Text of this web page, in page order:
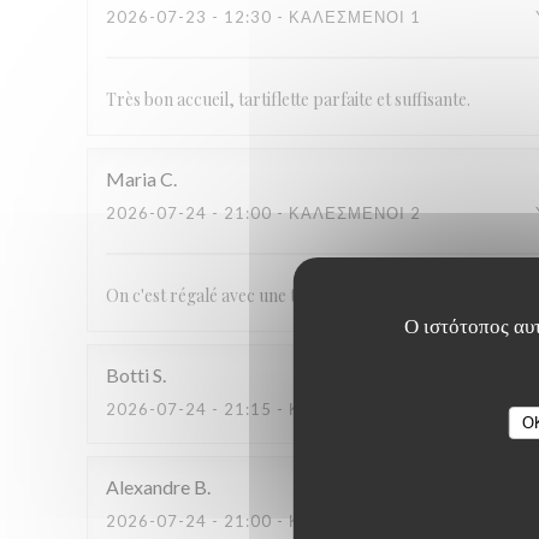
Ο ιστότοπος
2026-07-23 - 12:30 - ΚΑΛΕΣΜΈΝΟΙ 1
Très bon accueil, tartiflette parfaite et suffisante.
Maria C
2026-07-24 - 21:00 - ΚΑΛΕΣΜΈΝΟΙ 2
On c'est régalé avec une très bonne fondue le seul bémol
Botti S
2026-07-24 - 21:15 - ΚΑΛΕΣΜΈΝΟΙ 5
Alexandre B
2026-07-24 - 21:00 - ΚΑΛΕΣΜΈΝΟΙ 2